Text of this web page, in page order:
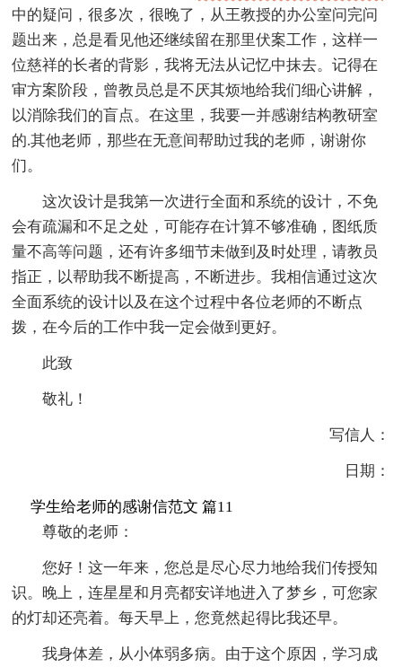
中的疑问，很多次，很晚了，从王教授的办公室问完问
题出来，总是看见他还继续留在那里伏案工作，这样一
位慈祥的长者的背影，我将无法从记忆中抹去。记得在
审方案阶段，曾教员总是不厌其烦地给我们细心讲解，
以消除我们的盲点。在这里，我要一并感谢结构教研室
的.其他老师，那些在无意间帮助过我的老师，谢谢你
们。
这次设计是我第一次进行全面和系统的设计，不免
会有疏漏和不足之处，可能存在计算不够准确，图纸质
量不高等问题，还有许多细节未做到及时处理，请教员
指正，以帮助我不断提高，不断进步。我相信通过这次
全面系统的设计以及在这个过程中各位老师的不断点
拨，在今后的工作中我一定会做到更好。
此致
敬礼！
写信人：
日期：
学生给老师的感谢信范文 篇11
尊敬的老师：
您好！这一年来，您总是尽心尽力地给我们传授知
识。晚上，连星星和月亮都安详地进入了梦乡，可您家
的灯却还亮着。每天早上，您竟然起得比我还早。
我身体差，从小体弱多病。由于这个原因，学习成